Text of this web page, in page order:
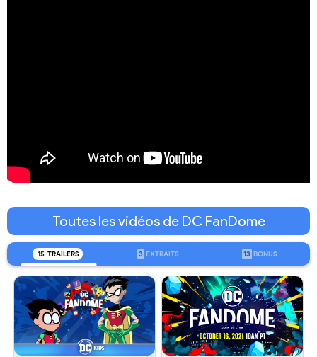
Toutes les vidéos de DC FanDome
15 TRAILERS 3 EXTRAITS 13 BONUS